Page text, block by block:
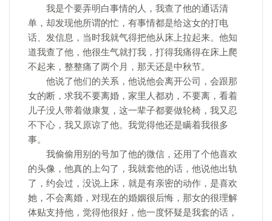
我是个要弄明白事情的人，我查了他的通话清
单，却发现他所谓的忙，有事情都是给这女的打电
话、发信息，当时我就气得把他从床上拉起来。他知
道我查了他，他很生气就打我，打得我痛得在床上爬
不起来，整整痛了两个月，那天还是中秋节。
他说了他们的关系，他说他会离开公司，会跟那
女的断，求我不要离婚，家里人都劝，不要离，看着
儿子没人带着做康复，这一辈子都要做轮椅，我又忍
不下心，我又原谅了他。我觉得他还是瞒着我很多
事。
我偷偷用别的号加了他的微信，还用了个他喜欢
的头像，他真的上勾了，我就套他的话，他说他出轨
了，约会过，没说上床，就是有亲密的动作，是喜欢
她，不会离婚，对现在的婚姻很后悔，那女的很理解
体贴支持他，觉得他很好，他一度怀疑是我套的话，